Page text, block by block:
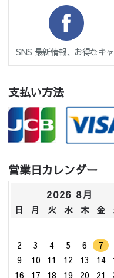
SNS 最新情報、お得なキ
支払い方法
営業日カレンダー
2026 8月
日 月 火 水 木 金
2
3 4 5 6 7
9
10 11 12 13 14
16
17 18 19 20 21